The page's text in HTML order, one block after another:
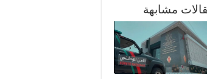
مشابهة